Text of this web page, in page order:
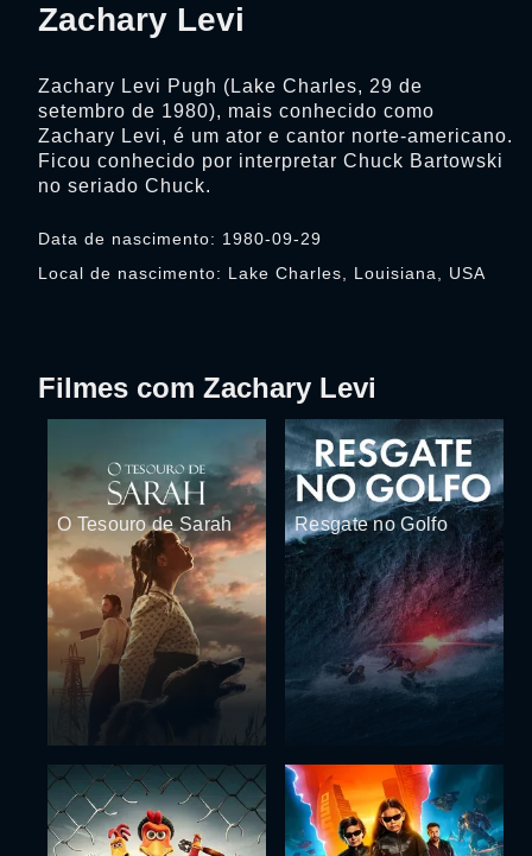
Zachary Levi
Data de nascimento: 1980-09-29
Local de nascimento: Lake Charles, Louisiana, USA
Zachary Levi Pugh (Lake Charles, 29 de
setembro de 1980), mais conhecido como
Zachary Levi, é um ator e cantor norte-americano.
Ficou conhecido por interpretar Chuck Bartowski
no seriado Chuck.
Filmes com Zachary Levi
O Tesouro de Sarah Resgate no Golfo